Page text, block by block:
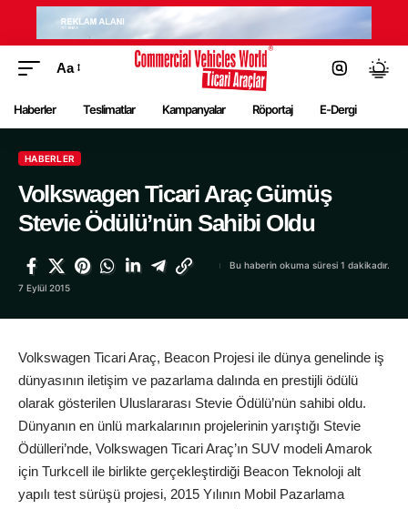
Aa
Haberler Teslimatlar Kampanyalar Röportaj E-Dergi
HABERLER
Volkswagen Ticari Araç Gümüş
Stevie Ödülü’nün Sahibi Oldu
7 Eylül 2015
Bu haberin okuma süresi 1 dakikadır.
Volkswagen Ticari Araç, Beacon Projesi ile dünya genelinde iş
dünyasının iletişim ve pazarlama dalında en prestijli ödülü
olarak gösterilen Uluslararası Stevie Ödülü’nün sahibi oldu.
Dünyanın en ünlü markalarının projelerinin yarıştığı Stevie
Ödülleri’nde, Volkswagen Ticari Araç’ın SUV modeli Amarok
için Turkcell ile birlikte gerçekleştirdiği Beacon Teknoloji alt
yapılı test sürüşü projesi, 2015 Yılının Mobil Pazarlama